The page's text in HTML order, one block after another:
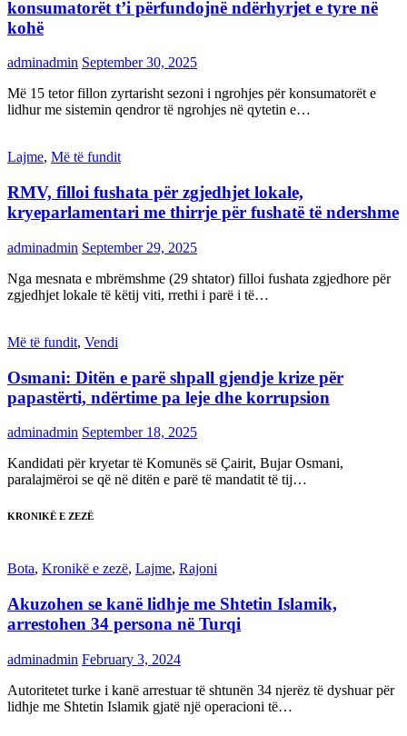
konsumatorët t’i përfundojnë ndërhyrjet e tyre në
kohë
adminadmin September 30, 2025
Më 15 tetor fillon zyrtarisht sezoni i ngrohjes për konsumatorët e
lidhur me sistemin qendror të ngrohjes në qytetin e…
Lajme, Më të fundit
RMV, filloi fushata për zgjedhjet lokale,
kryeparlamentari me thirrje për fushatë të ndershme
adminadmin September 29, 2025
Nga mesnata e mbrëmshme (29 shtator) filloi fushata zgjedhore për
zgjedhjet lokale të këtij viti, rrethi i parë i të…
Më të fundit, Vendi
Osmani: Ditën e parë shpall gjendje krize për
papastërti, ndërtime pa leje dhe korrupsion
adminadmin September 18, 2025
Kandidati për kryetar të Komunës së Çairit, Bujar Osmani,
paralajmëroi se që në ditën e parë të mandatit të tij…
KRONIKË E ZEZË
Bota, Kronikë e zezë, Lajme, Rajoni
Akuzohen se kanë lidhje me Shtetin Islamik,
arrestohen 34 persona në Turqi
adminadmin February 3, 2024
Autoritetet turke i kanë arrestuar të shtunën 34 njerëz të dyshuar për
lidhje me Shtetin Islamik gjatë një operacioni të…